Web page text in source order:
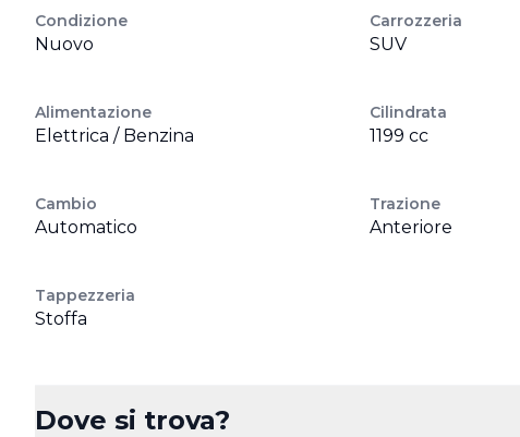
Condizione
Nuovo
Carrozzeria
SUV
Alimentazione
Elettrica / Benzina
Cilindrata
1199 cc
Cambio
Automatico
Trazione
Anteriore
Tappezzeria
Stoffa
Dove si trova?